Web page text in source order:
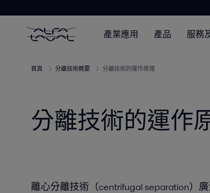
產業應用 產品 服務
首頁 分離技術概要 分離技術的運作原理
分離技術的運作
離心分離技術（centrifugal separation）